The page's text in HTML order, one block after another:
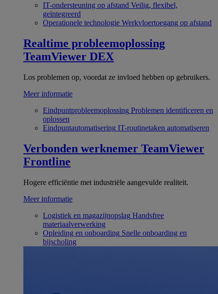
IT-ondersteuning op afstand Veilig, flexibel,
geïntegreerd
Operationele technologie Werkvloertoegang op afstand
Realtime probleemoplossing
TeamViewer DEX
Los problemen op, voordat ze invloed hebben op gebruikers.
Meer informatie
Eindpuntprobleemoplossing Problemen identificeren en
oplossen
Eindpuntautomatisering IT-routinetaken automatiseren
Verbonden werknemer TeamViewer
Frontline
Hogere efficiëntie met industriële aangevulde realiteit.
Meer informatie
Logistiek en magazijnopslag Handsfree
materiaalverwerking
Opleiding en onboarding Snelle onboarding en
bijscholing